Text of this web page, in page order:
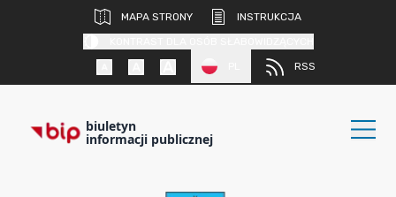
MAPA STRONY
INSTRUKCJA
RSS
biuletyn
informacji publicznej